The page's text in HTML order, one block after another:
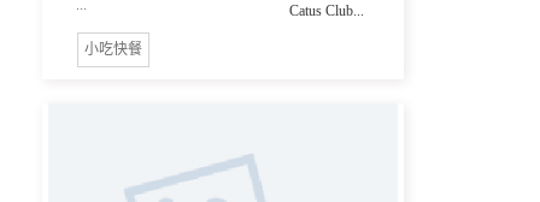
Catus Club...
小吃快餐